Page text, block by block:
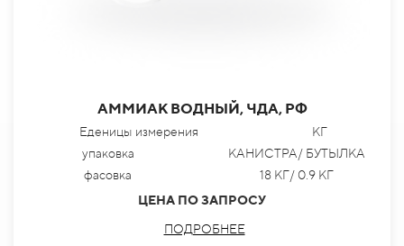
АММИАК ВОДНЫЙ, ЧДА, РФ
Еденицы измерения
КГ
упаковка
КАНИСТРА/ БУТЫЛКА
фасовка
18 КГ/ 0.9 КГ
ЦЕНА ПО ЗАПРОСУ
ПОДРОБНЕЕ